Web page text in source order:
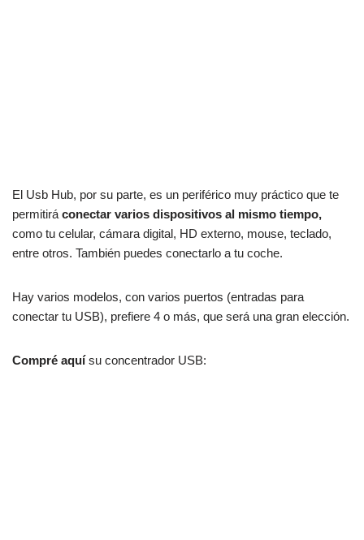
El Usb Hub, por su parte, es un periférico muy práctico que te
permitirá conectar varios dispositivos al mismo tiempo,
como tu celular, cámara digital, HD externo, mouse, teclado,
entre otros. También puedes conectarlo a tu coche.
Hay varios modelos, con varios puertos (entradas para
conectar tu USB), prefiere 4 o más, que será una gran elección.
Compré aquísu concentrador USB: